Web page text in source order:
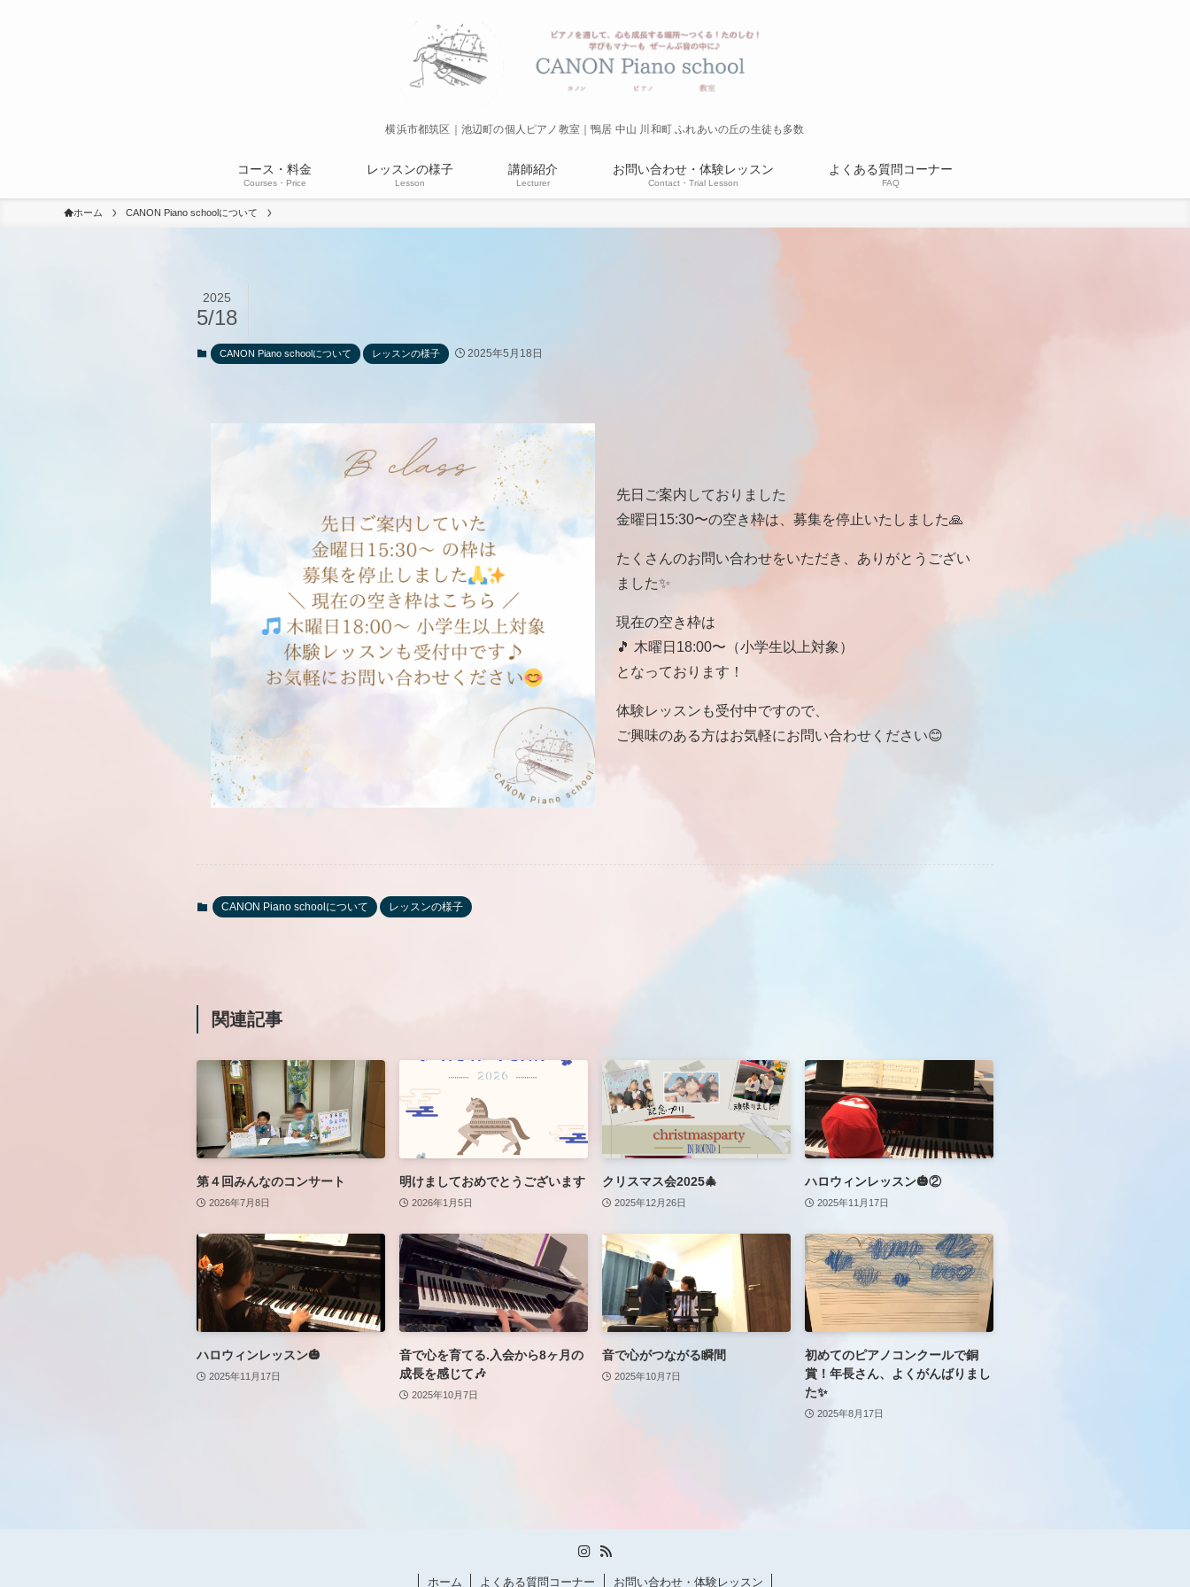
横浜市都筑区｜池辺町の個人ピアノ教室｜鴨居 中山 川和町 ふれあいの丘の生徒も多数
コース・料金
Courses・Price
レッスンの様子
Lesson
講師紹介
Lecturer
お問い合わせ・体験レッスン
Contact・Trial Lesson
よくある質問コーナー
FAQ
ホーム CANON Piano schoolについて
2025
5/18
CANON Piano schoolについて レッスンの様子 2025年5月18日
先日ご案内しておりました
金曜日15:30〜の空き枠は、募集を停止いたしました🙏
たくさんのお問い合わせをいただき、ありがとうござい
ました✨
現在の空き枠は
🎵 木曜日18:00〜（小学生以上対象）
となっております！
体験レッスンも受付中ですので、
ご興味のある方はお気軽にお問い合わせください😊
CANON Piano schoolについて レッスンの様子
関連記事
第４回みんなのコンサート
2026年7月8日
明けましておめでとうございます
2026年1月5日
クリスマス会2025🎄
2025年12月26日
ハロウィンレッスン🎃②
2025年11月17日
ハロウィンレッスン🎃
2025年11月17日
音で心を育てる.入会から8ヶ月の
成長を感じて🎶
2025年10月7日
音で心がつながる瞬間
2025年10月7日
初めてのピアノコンクールで銅
賞！年長さん、よくがんばりまし
た✨
2025年8月17日
ホーム よくある質問コーナー お問い合わせ・体験レッスン